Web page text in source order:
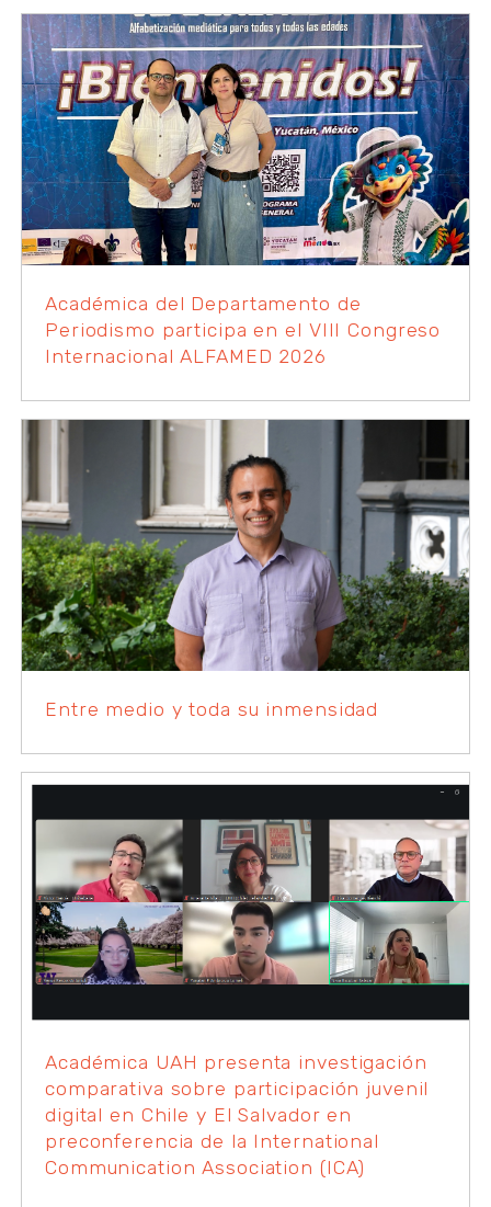
Académica del Departamento de
Periodismo participa en el VIII Congreso
Internacional ALFAMED 2026
Entre medio y toda su inmensidad
Académica UAH presenta investigación
comparativa sobre participación juvenil
digital en Chile y El Salvador en
preconferencia de la International
Communication Association (ICA)